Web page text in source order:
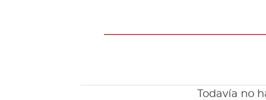
Todavía no